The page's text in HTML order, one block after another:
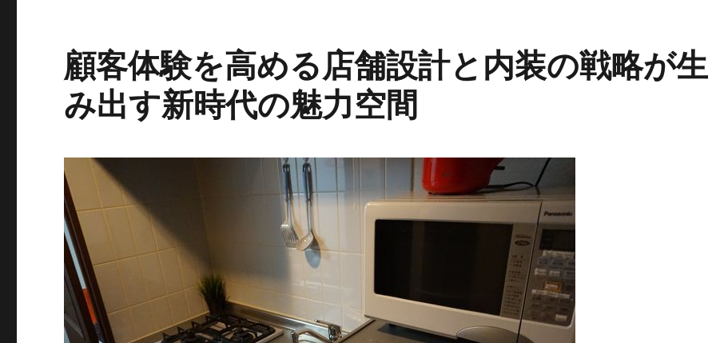
顧客体験を高める店舗設計と内装の戦略が生
み出す新時代の魅力空間